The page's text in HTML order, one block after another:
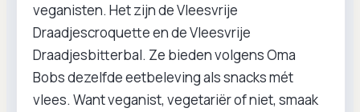
veganisten. Het zijn de Vleesvrije
Draadjescroquette en de Vleesvrije
Draadjesbitterbal. Ze bieden volgens Oma
Bobs dezelfde eetbeleving als snacks mét
vlees. Want veganist, vegetariër of niet, smaak